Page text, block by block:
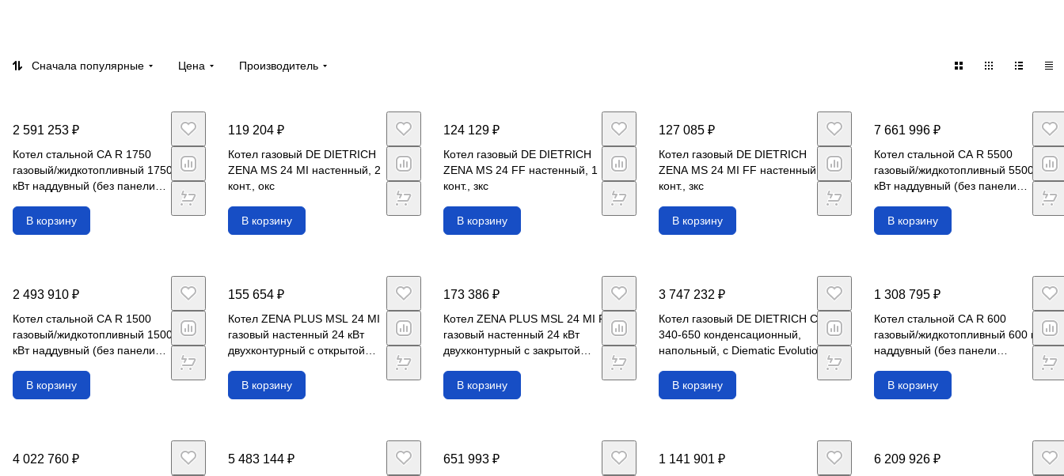
Сначала популярные Цена Производитель
2 591 253 ₽
Котел стальной CA R 1750
газовый/жидкотопливный 1750
кВт наддувный (без панели
В корзину
119 204 ₽
Котел газовый DE DIETRICH
ZENA MS 24 MI настенный, 2
конт., окс
В корзину
124 129 ₽
Котел газовый DE DIETRICH
ZENA MS 24 FF настенный, 1
конт., зкс
В корзину
127 085 ₽
Котел газовый DE DIETRICH
ZENA MS 24 MI FF настенный, 2
конт., зкс
В корзину
7 661 996 ₽
Котел стальной CA R 5500
газовый/жидкотопливный 5500
кВт наддувный (без панели
В корзину
2 493 910 ₽
Котел стальной CA R 1500
газовый/жидкотопливный 1500
кВт наддувный (без панели
В корзину
155 654 ₽
Котел ZENA PLUS MSL 24 MI
газовый настенный 24 кВт
двухконтурный с открытой
В корзину
173 386 ₽
Котел ZENA PLUS MSL 24 MI FF
газовый настенный 24 кВт
двухконтурный с закрытой
В корзину
3 747 232 ₽
Котел газовый DE DIETRICH C
340-650 конденсационный,
напольный, c Diematic Evolution
В корзину
1 308 795 ₽
Котел стальной CA R 600
газовый/жидкотопливный 600 кВт
наддувный (без панели
В корзину
4 022 760 ₽ 5 483 144 ₽ 651 993 ₽ 1 141 901 ₽ 6 209 926 ₽